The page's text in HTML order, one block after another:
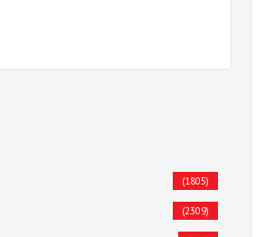
(1805)
(2309)